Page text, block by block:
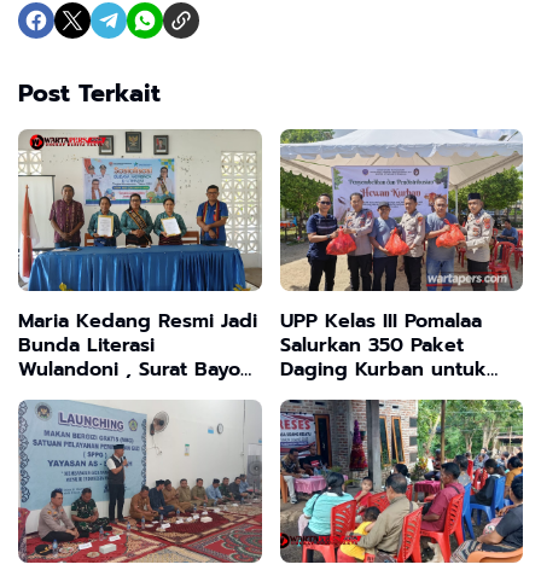
Post Terkait
Maria Kedang Resmi Jadi
Bunda Literasi
Wulandoni , Surat Bayo
Tuaq: “Membaca Bukan
Sekadar Kewajiban, tapi
Gaya Hidup”
UPP Kelas III Pomalaa
Salurkan 350 Paket
Daging Kurban untuk
Warga dan Mitra
Pelabuhan